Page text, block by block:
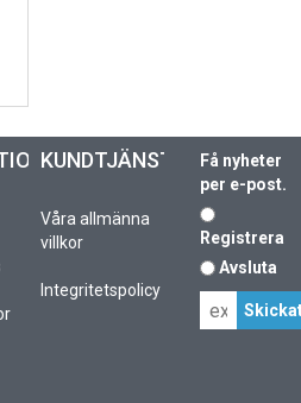
KUNDTJÄNST
Våra allmänna
villkor
Integritetspolicy
Få nyheter
per e-post.
Registrera
Avsluta